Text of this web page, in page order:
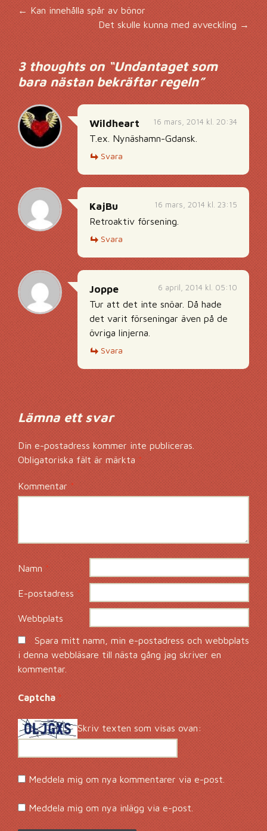
Inläggsnavigering
←Kan innehålla spår av bönor
Det skulle kunna med avveckling →
3 thoughts on “Undantaget som
bara nästan bekräftar regeln”
16 mars, 2014 kl. 20:34
Wildheart
T.ex. Nynäshamn-Gdansk.
Svara
16 mars, 2014 kl. 23:15
KajBu
Retroaktiv försening.
Svara
6 april, 2014 kl. 05:10
Joppe
Tur att det inte snöar. Då hade
det varit förseningar även på de
övriga linjerna.
Svara
Lämna ett svar
Din e-postadress kommer inte publiceras.
Obligatoriska fält är märkta *
Kommentar*
Namn *
E-postadress*
Webbplats
Spara mitt namn, min e-postadress och webbplats
i denna webbläsare till nästa gång jag skriver en
kommentar.
Captcha*
Skriv texten som visas ovan:
Meddela mig om nya kommentarer via e-post.
Meddela mig om nya inlägg via e-post.